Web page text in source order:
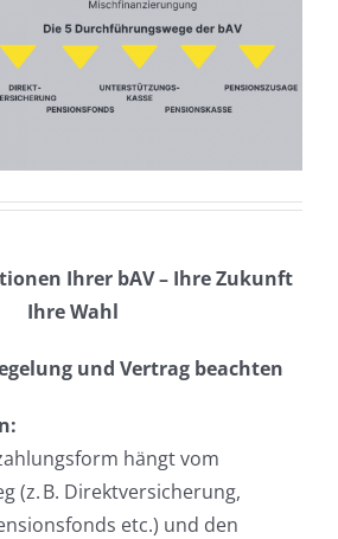
Ihrer bAV – Ihre Zukunft
Ihre Wahl
und Vertrag beachten
hängt vom
(z. B. Direktversicherung,
etc.) und den